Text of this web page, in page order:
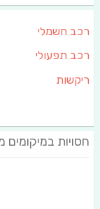
רכב חשמלי
רכב תפעולי
ריקשות
חסויות